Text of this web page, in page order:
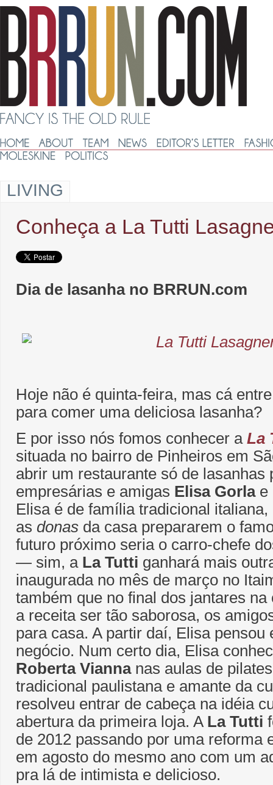
LIVING
Conheça a La Tutti
Dia de lasanha no BRRUN.com
Hoje não é quinta-feira, mas cá
para comer uma deliciosa lasanha?
E por isso nós fomos conhecer a La
situada no bairro de Pinheiros em
abrir um restaurante só de lasanhas
empresárias e amigas Elisa Gorlae
Elisa é de família tradicional
as donas da casa prepararem o
futuro próximo seria o carro-chefe
― sim, a La Tutti ganhará mais
inaugurada no mês de março no
também que no final dos jantares
a receita ser tão saborosa, os
para casa. A partir daí, Elisa pensou
negócio. Num certo dia, Elisa
Roberta Viannanas aulas de
tradicional paulistana e amante da
resolveu entrar de cabeça na idéia
abertura da primeira loja. A La Tutti
de 2012 passando por uma reforma
em agosto do mesmo ano com um
pra lá de intimista e delicioso.